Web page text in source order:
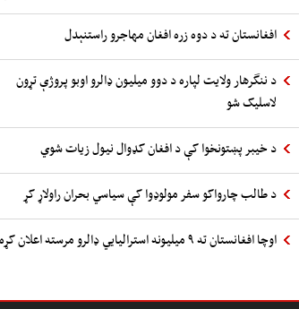
افغانستان ته د دوه زره افغان مهاجرو راستنېدل
د ننگرهار ولایت لپاره د دوو میلیون ډالرو اوبو پروژې تړون
لاسلیک شو
د خیبر پښتونخوا کې د افغان کډوال نیول زیات شوي
د طالب چارواکو سفر مولوډوا کې سیاسي بحران راولاړ کړ
اوچا افغانستان ته ۹ میلیونه استرالیایي ډالرو مرسته اعلان کړه